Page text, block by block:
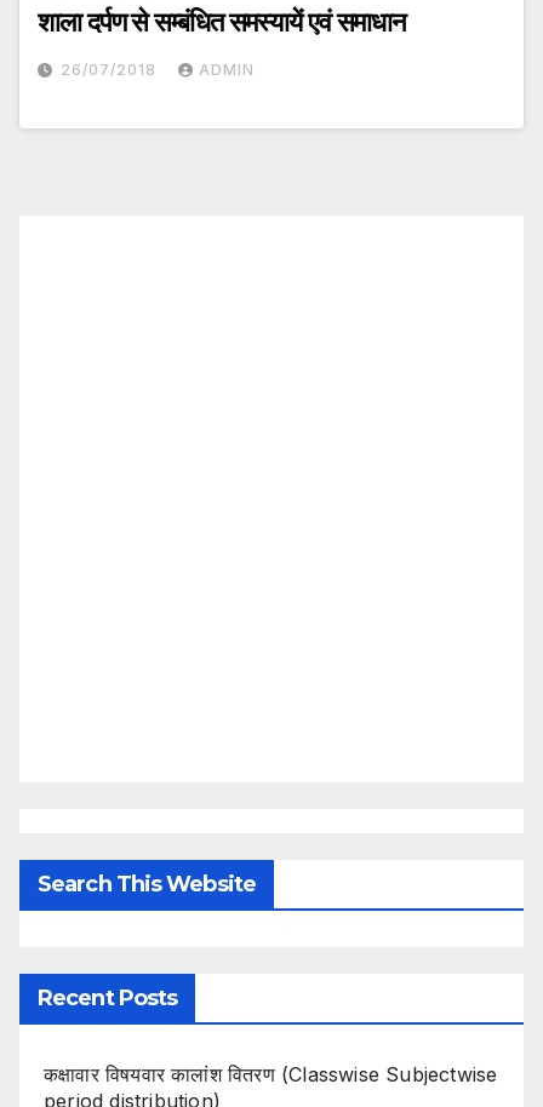
शाला दर्पण से सम्बंधित समस्यायें एवं समाधान
26/07/2018 ADMIN
Search This Website
Recent Posts
कक्षावार विषयवार कालांश वितरण (Classwise Subjectwise
period distribution)